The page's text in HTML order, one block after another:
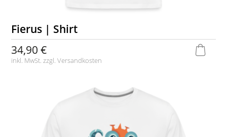
Fierus | Shirt
34,90 €
inkl. MwSt. zzgl.Versandkosten